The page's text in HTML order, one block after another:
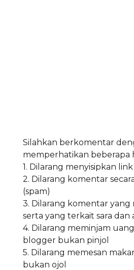
Silahkan berkomentar
memperhatikan beberapa
1. Dilarang menyisipkan
2. Dilarang komentar
(spam)
3. Dilarang komentar
serta yang terkait sara dan
4. Dilarang meminjam
blogger bukan pinjol
5. Dilarang memesan
bukan ojol